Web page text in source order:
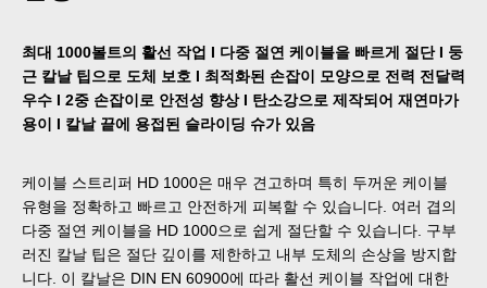
최대 1000볼트의 활선 작업 I 다중 절연 케이블을 빠르게 절단 I 둥
근 칼날 팁으로 도체 보호 I 최적화된 손잡이 모양으로 전력 전달력
우수 I 2중 손잡이로 안전성 향상 I 탄소강으로 제작되어 재연마가
용이 I 칼날 끝에 용접된 슬라이딩 슈가 있음
케이블 스트리퍼 HD 1000은 매우 견고하며 특히 두꺼운 케이블
유형을 정확하고 빠르고 안전하게 피복할 수 있습니다. 여러 겹의
다중 절연 케이블을 HD 1000으로 쉽게 절단할 수 있습니다. 구부
러진 칼날 팁은 절단 깊이를 제한하고 내부 도체의 손상을 방지합
니다. 이 칼날은 DIN EN 60900에 따라 활선 케이블 작업에 대한